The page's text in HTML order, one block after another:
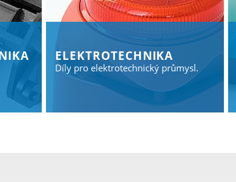
Elektrotechnika
Díly pro elektrotechnický průmysl.